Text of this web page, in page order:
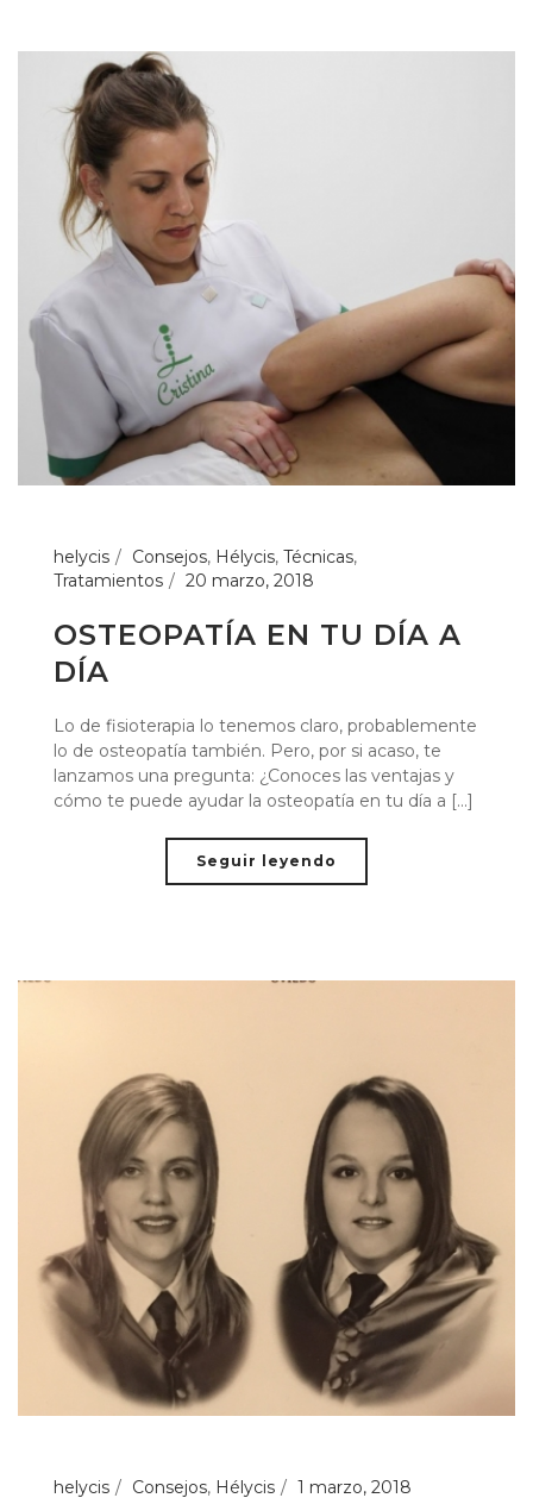
helycis Consejos, Hélycis, Técnicas,
Tratamientos
20 marzo, 2018
OSTEOPATÍA EN TU DÍA A
DÍA
Lo de fisioterapia lo tenemos claro, probablemente
lo de osteopatía también. Pero, por si acaso, te
lanzamos una pregunta: ¿Conoces las ventajas y
cómo te puede ayudar la osteopatía en tu día a [...]
Seguir leyendo
helycis Consejos, Hélycis 1 marzo, 2018